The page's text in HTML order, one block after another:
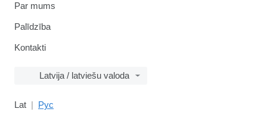
Par mums
Palīdzība
Kontakti
Latvija / latviešu valoda
Lat Рус